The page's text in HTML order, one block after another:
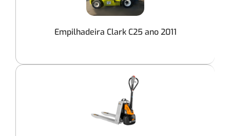
Empilhadeira Clark C25 ano 2011